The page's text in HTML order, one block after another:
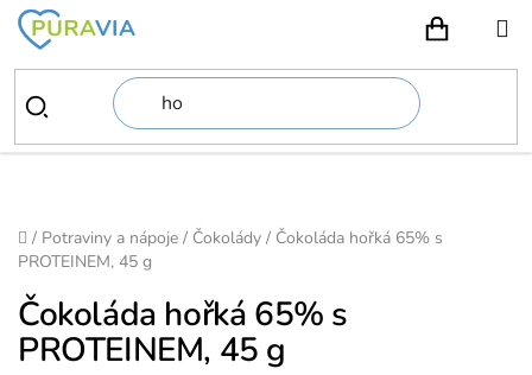
Přejít
obsah
Domů
/ Potraviny a nápoje / Čokolády / Čokoláda hořká 65% s
PROTEINEM, 45 g
Čokoláda hořká 65% s
PROTEINEM, 45 g